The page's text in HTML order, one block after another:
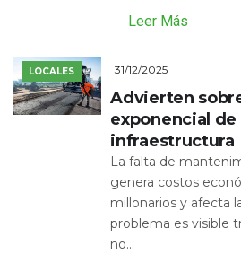
Leer Más
LOCALES 31/12/2025
Advierten
exponencial de
infraestructura
La falta de
genera costos
millonarios y afecta
problema es visible
no...